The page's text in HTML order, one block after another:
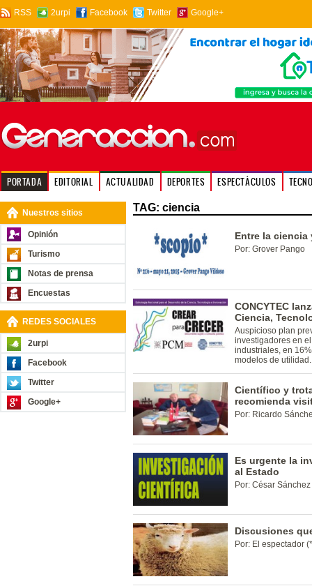
RSS 2urpi Facebook Twitter Google+
PORTADA EDITORIAL ACTUALIDAD DEPORTES ESPECTÁCULOS
Nuestros sitios
Opinión
Turismo
Notas de prensa
Encuestas
REDES SOCIALES
2urpi
Facebook
Twitter
Google+
TAG: ciencia
Entre la ciencia
Por: Grover Pango
CONCYTEC
Ciencia,
Auspicioso plan
investigadores en
industriales, en
modelos de utilidad.
Científico y
recomienda
Por: Ricardo
Es urgente la
al Estado
Por: César
Discusiones
Por: El espectador